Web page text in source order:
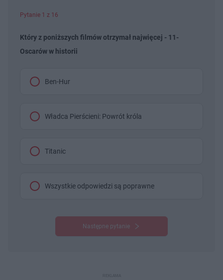
Pytanie 1 z 16
Który z poniższych filmów otrzymał najwięcej - 11-
Oscarów w historii
Ben-Hur
Władca Pierścieni: Powrót króla
Titanic
Wszystkie odpowiedzi są poprawne
Następne pytanie